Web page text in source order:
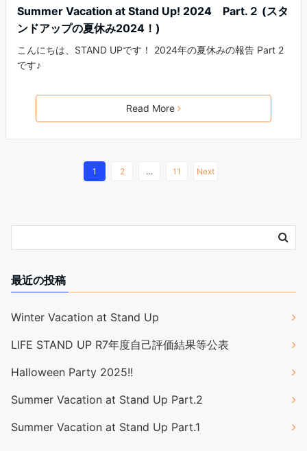
Summer Vacation at Stand Up! 2024 Part.２ (スタ
ンドアップの夏休み2024！)
こんにちは、STAND UPです！ 2024年の夏休みの報告 Part 2
です♪
Read More
1 2 … 11 Next
最近の投稿
Winter Vacation at Stand Up
LIFE STAND UP R7年度自己評価結果等公表
Halloween Party 2025!!
Summer Vacation at Stand Up Part.2
Summer Vacation at Stand Up Part.1